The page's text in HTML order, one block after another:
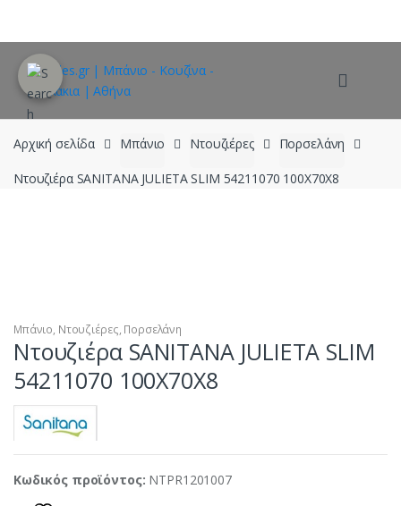
navigation
content
Αρχική σελίδα Μπάνιο Ντουζιέρες Πορσελάνη
Ντουζιέρα SANITANA JULIETA SLIM 54211070 100X70X8
Μπάνιο, Ντουζιέρες, Πορσελάνη
Ντουζιέρα SANITANA JULIETA SLIM
54211070 100X70X8
Κωδικός προϊόντος: NTPR1201007